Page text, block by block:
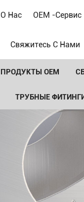
О Нас OEM -сервис
Свяжитесь С Нами
ПРОДУКТЫ OEM
ТРУБНЫЕ